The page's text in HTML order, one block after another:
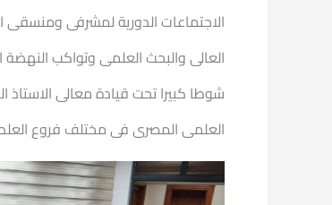
الاجتماعات الدورية لمشرفى ومنسقى
العالى والبحث العلمى وتواكب
شوطا كبيرا تحت قيادة معالى الاستاذ
العلمى المصرى فى مختلف فروع